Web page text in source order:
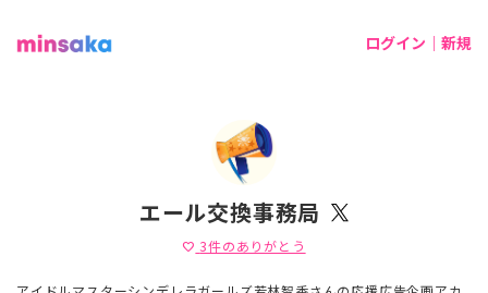
ログイン｜新規
エール交換事務局
favorite 3件のありがとう